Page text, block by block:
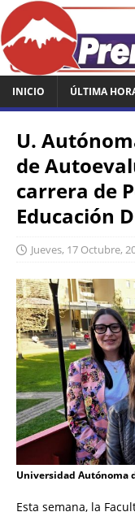
INICIO ÚLTIMA
U.
de
carrera de
Educación
Jueves, 17 Octubre,
Universidad Autónoma
Esta semana, la